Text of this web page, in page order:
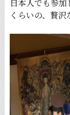
日本人でも参
くらいの、贅沢